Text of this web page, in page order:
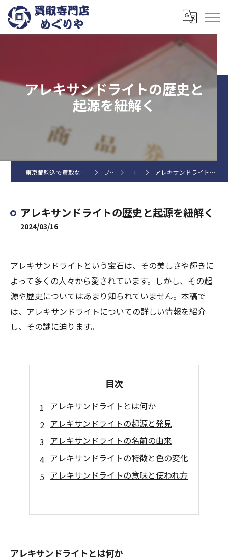
アレキサンドライトの歴史と
起源を紐解く
東京都駒込で買取なら買取専門店めぐりや ブログ コラム アレキサンドライトの歴史と起源を紐解く
アレキサンドライトの歴史と起源を紐解く
2024/03/16
アレキサンドライトという宝石は、その美しさや輝きに
よって多くの人々から愛されています。しかし、その起
源や歴史についてはあまり知られていません。本稿で
は、アレキサンドライトについての詳しい情報を紹介
し、その謎に迫ります。
目次
アレキサンドライトとは何か
アレキサンドライトの起源と発見
アレキサンドライトの名前の由来
アレキサンドライトの特徴と色の変化
アレキサンドライトの意味と使われ方
アレキサンドライトとは何か